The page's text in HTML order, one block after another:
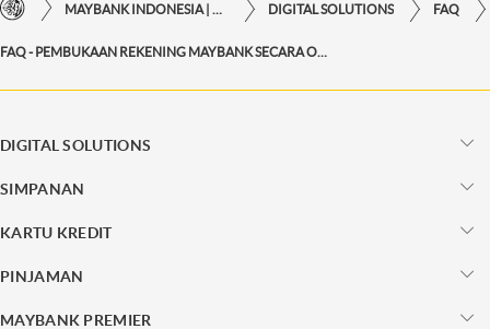
DIGITAL SOLUTIONS FAQ
DIGITAL SOLUTIONS
SIMPANAN
KARTU KREDIT
PINJAMAN
MAYBANK PREMIER